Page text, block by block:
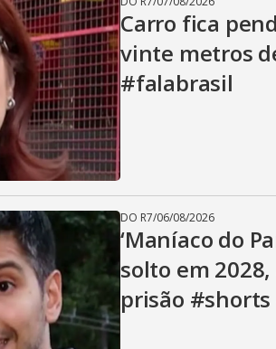
Carro fica
vinte metros
#falabrasil
DO R7/06/08/2026
‘Maníaco do
solto em
prisão